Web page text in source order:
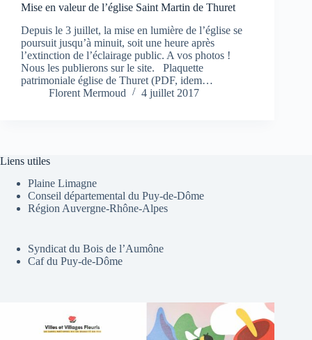
Mise en valeur de l’église Saint Martin de Thuret
Depuis le 3 juillet, la mise en lumière de l’église se
poursuit jusqu’à minuit, soit une heure après
l’extinction de l’éclairage public. A vos photos !
Nous les publierons sur le site. Plaquette
patrimoniale église de Thuret (PDF, idem…
Florent Mermoud
4 juillet 2017
Liens utiles
Plaine Limagne
Conseil départemental du Puy-de-Dôme
Région Auvergne-Rhône-Alpes
Syndicat du Bois de l’Aumône
Caf du Puy-de-Dôme